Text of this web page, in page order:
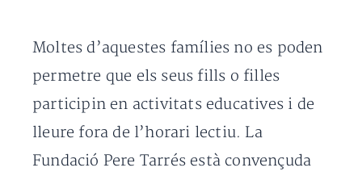
Moltes d’aquestes famílies no es poden
permetre que els seus fills o filles
participin en activitats educatives i de
lleure fora de l’horari lectiu. La
Fundació Pere Tarrés està convençuda